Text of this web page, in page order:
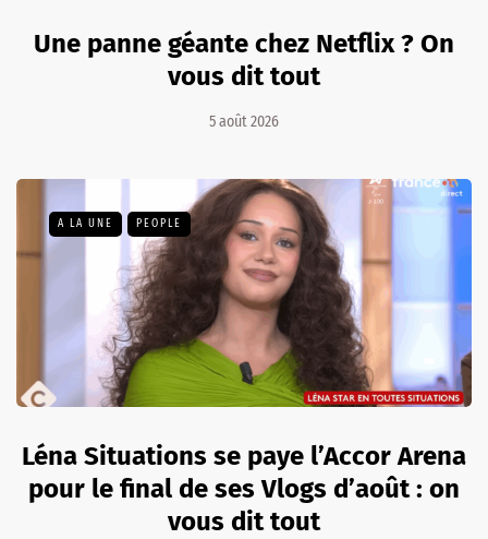
Une panne géante chez Netflix ? On
vous dit tout
5 août 2026
A LA UNE PEOPLE
Léna Situations se paye l’Accor Arena
pour le final de ses Vlogs d’août : on
vous dit tout